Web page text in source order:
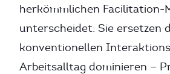
herkömmlichen Facilitation-
unterscheidet: Sie ersetzen
konventionellen
Arbeitsalltag dominieren —